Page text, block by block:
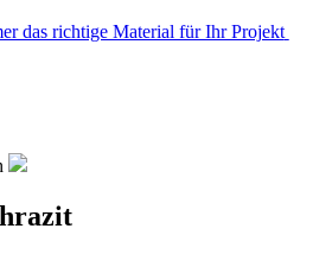
das richtige Material für Ihr Projekt